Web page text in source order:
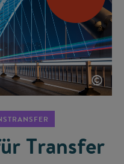
©
Transfer